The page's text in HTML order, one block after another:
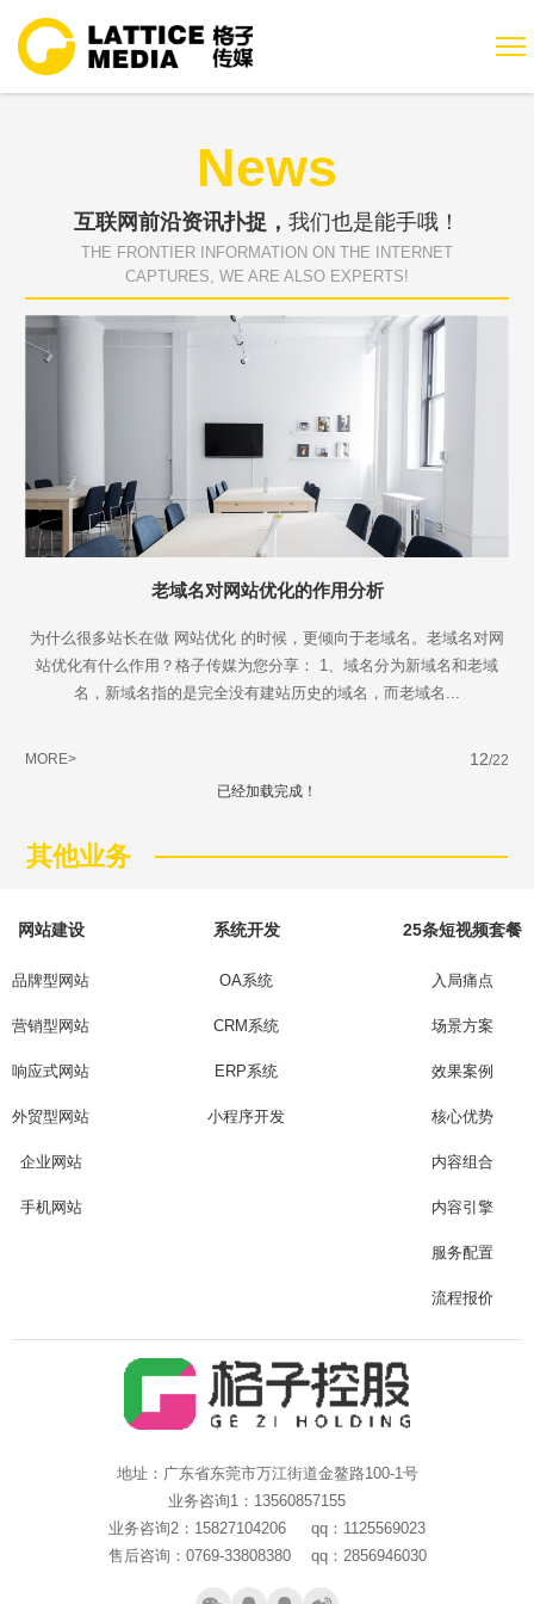
News
互联网前沿资讯扑捉， 我们也是能手哦！
THE FRONTIER INFORMATION ON THE INTERNET
CAPTURES, WE ARE ALSO EXPERTS!
老域名对网站优化的作用分析
为什么很多站长在做 网站优化 的时候，更倾向于老域名。老域名对网
站优化有什么作用？格子传媒为您分享： 1、域名分为新域名和老域
名，新域名指的是完全没有建站历史的域名，而老域名...
MORE> 12/22
已经加载完成！
其他业务
网站建设
品牌型网站
营销型网站
响应式网站
外贸型网站
企业网站
手机网站
系统开发
OA系统
CRM系统
ERP系统
小程序开发
25条短视频套餐
入局痛点
场景方案
效果案例
核心优势
内容组合
内容引擎
服务配置
流程报价
地址：广东省东莞市万江街道金鳌路100-1号
业务咨询1：13560857155
业务咨询2：15827104206 qq：1125569023
售后咨询：0769-33808380 qq：2856946030
Are you ready?
不怕就请留下您的需求及联系方式，我们会第一时间送上问候的。